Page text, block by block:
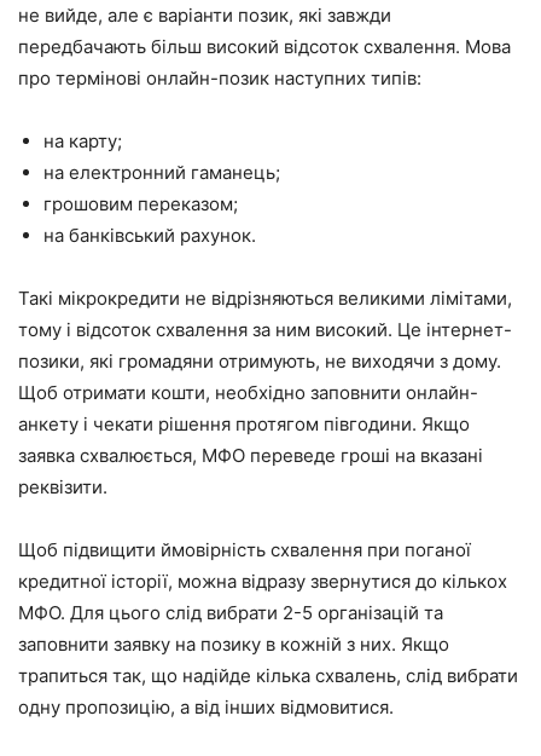
не вийде, але є варіанти позик, які завжди
передбачають більш високий відсоток схвалення. Мова
про термінові онлайн-позик наступних типів:
на карту;
на електронний гаманець;
грошовим переказом;
на банківський рахунок.
Такі мікрокредити не відрізняються великими лімітами,
тому і відсоток схвалення за ним високий. Це інтернет-
позики, які громадяни отримують, не виходячи з дому.
Щоб отримати кошти, необхідно заповнити онлайн-
анкету і чекати рішення протягом півгодини. Якщо
заявка схвалюється, МФО переведе гроші на вказані
реквізити.
Щоб підвищити ймовірність схвалення при поганої
кредитної історії, можна відразу звернутися до кількох
МФО. Для цього слід вибрати 2-5 організацій та
заповнити заявку на позику в кожній з них. Якщо
трапиться так, що надійде кілька схвалень, слід вибрати
одну пропозицію, а від інших відмовитися.